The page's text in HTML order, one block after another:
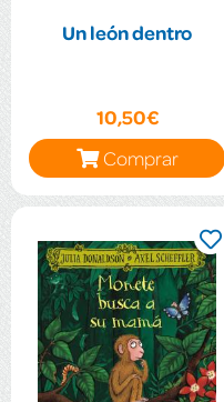
Un león dentro
10,50€
Comprar